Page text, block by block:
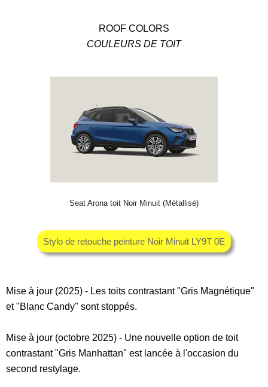
ROOF COLORS
COULEURS DE TOIT
Seat Arona toit Noir Minuit (Métallisé)
Stylo de retouche peinture Noir Minuit LY9T 0E
Mise à jour (2025) - Les toits contrastant "Gris Magnétique"
et "Blanc Candy" sont stoppés.
Mise à jour (octobre 2025) - Une nouvelle option de toit
contrastant "Gris Manhattan" est lancée à l'occasion du
second restylage.